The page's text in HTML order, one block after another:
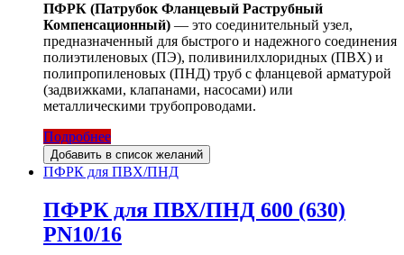
ПФРК (Патрубок Фланцевый Раструбный
Компенсационный) — это соединительный узел,
предназначенный для быстрого и надежного соединения
полиэтиленовых (ПЭ), поливинилхлоридных (ПВХ) и
полипропиленовых (ПНД) труб с фланцевой арматурой
(задвижками, клапанами, насосами) или
металлическими трубопроводами.
Подробнее
Добавить в список желаний
ПФРК для ПВХ/ПНД
ПФРК для ПВХ/ПНД 600 (630)
PN10/16